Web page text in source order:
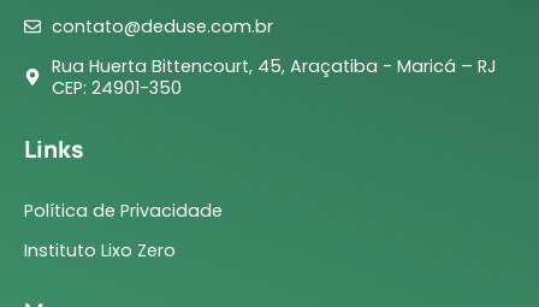
contato@deduse.com.br
Rua Huerta Bittencourt, 45, Araçatiba - Maricá – RJ
CEP: 24901-350
Links
Política de Privacidade
Instituto Lixo Zero